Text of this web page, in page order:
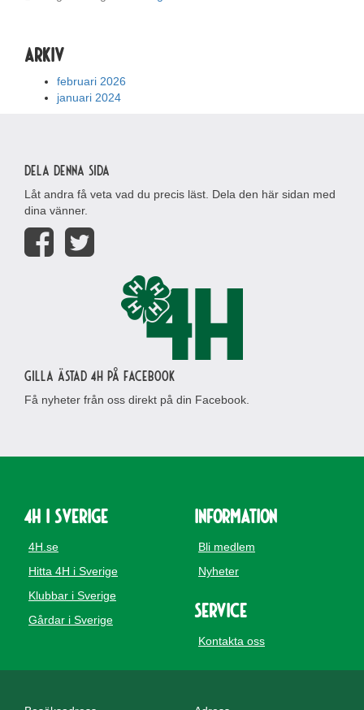
Arkiv
februari 2026
januari 2024
Dela denna sida
Låt andra få veta vad du precis läst. Dela den här sidan med
dina vänner.
Gilla Ästad 4H på Facebook
Få nyheter från oss direkt på din Facebook.
4H i Sverige
4H.se
Hitta 4H i Sverige
Klubbar i Sverige
Gårdar i Sverige
Information
Bli medlem
Nyheter
Service
Kontakta oss